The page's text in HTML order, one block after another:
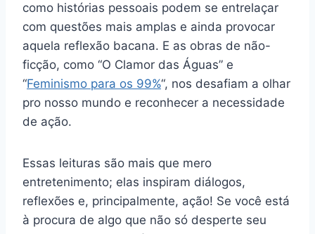
como histórias pessoais podem se entrelaçar
com questões mais amplas e ainda provocar
aquela reflexão bacana. E as obras de não-
ficção, como “O Clamor das Águas” e
“Feminismo para os 99%“, nos desafiam a olhar
pro nosso mundo e reconhecer a necessidade
de ação.
Essas leituras são mais que mero
entretenimento; elas inspiram diálogos,
reflexões e, principalmente, ação! Se você está
à procura de algo que não só desperte seu